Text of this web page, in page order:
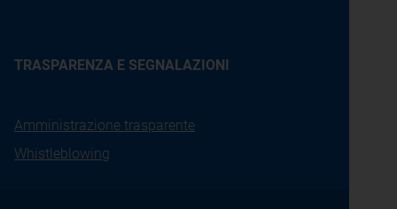
TRASPARENZA E SEGNALAZIONI
Amministrazione trasparente
Whistleblowing